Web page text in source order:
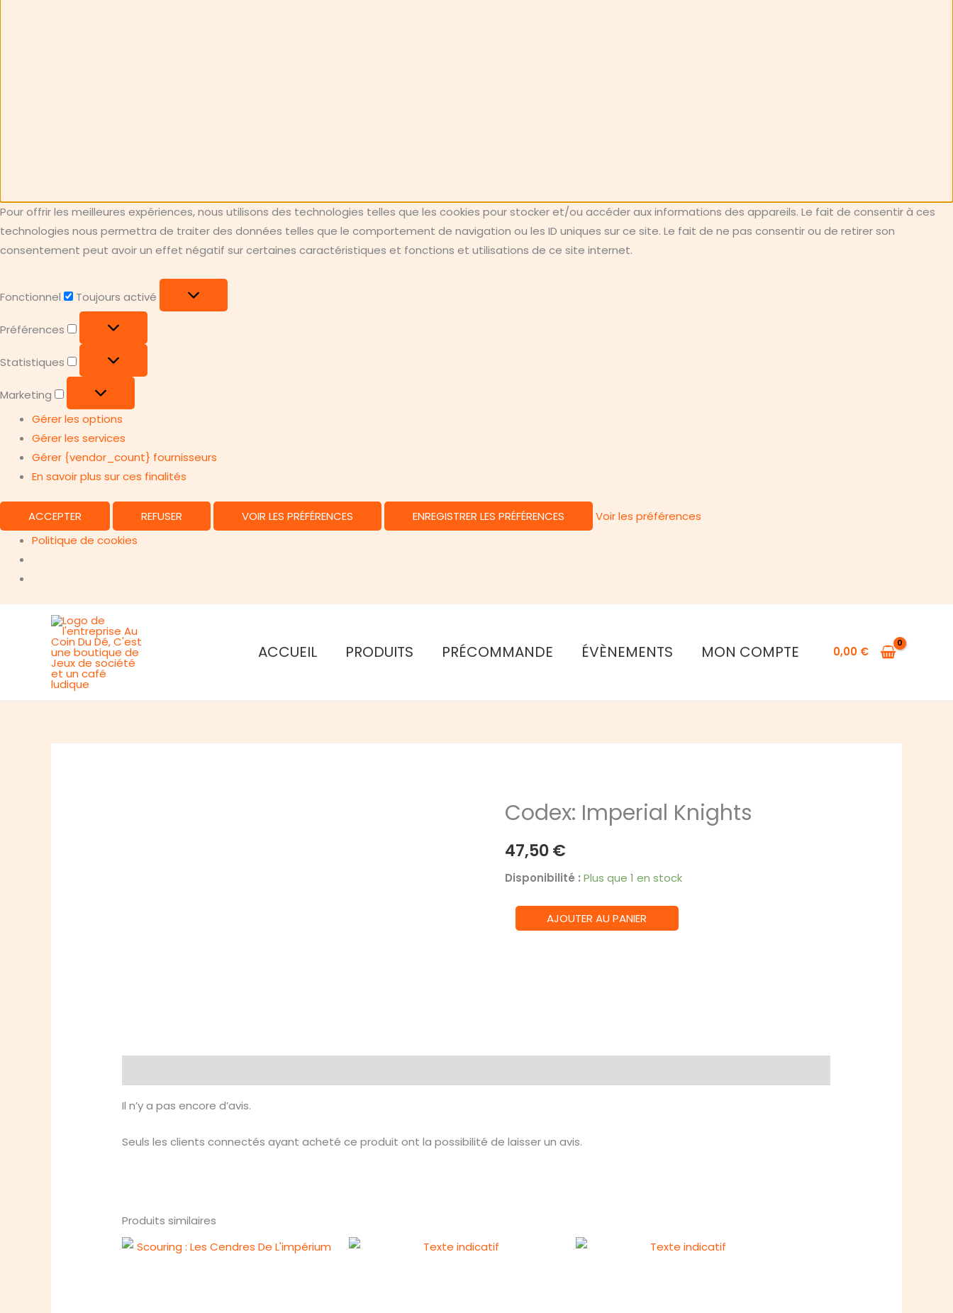
Pour offrir les meilleures expériences, nous utilisons des technologies telles que les cookies pour stocker et/ou accéder aux informations des appareils. Le fait de consentir à ces
technologies nous permettra de traiter des données telles que le comportement de navigation ou les ID uniques sur ce site. Le fait de ne pas consentir ou de retirer son
consentement peut avoir un effet négatif sur certaines caractéristiques et fonctions et utilisations de ce site internet.
Fonctionnel Toujours activé
Préférences
Statistiques
Marketing
Gérer les options
Gérer les services
Gérer {vendor_count} fournisseurs
En savoir plus sur ces finalités
ACCEPTER REFUSER VOIR LES PRÉFÉRENCES ENREGISTRER LES PRÉFÉRENCES
Voir les préférences
Politique de cookies
ACCUEIL PRODUITS PRÉCOMMANDE ÉVÈNEMENTS MON COMPTE 0,00 €
Codex: Imperial Knights
47,50€
Disponibilité : Plus que 1 en stock
quantité
de
AJOUTER AU PANIER
Il n’y a pas encore d’avis.
Seuls les clients connectés ayant acheté ce produit ont la possibilité de laisser un avis.
Produits similaires